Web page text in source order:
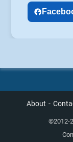
About
©2012-